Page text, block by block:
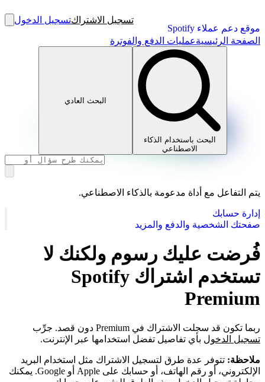
موقع دعم عملاء Spotify
تسجيل الاشتراكتسجيل الدخول
الصفحة الرئيسيةعمليات الدفع والفوترة
البحث باستخدام الذكاء
الاصطناعي
البحث العادي
يتم التفاعل مع أداة مدعومة بالذكاء الاصطناعي.
إدارة حسابك
صفحتك الشخصية والدفع والمزيد
فُرضت عليك رسوم ولكنك لا
تستخدم اشتراك Spotify
Premium
ربما تكون قد سجلت الاشتراك في Premium دون قصد. جرِّب
تسجيل الدخول بأي تفاصيل تفضل استخدامها عبر الإنترنت.
ملاحظة: تتوفر عدة طرق لتسجيل الاشتراك مثل استخدام البريد
الإلكتروني، أو رقم الهاتف، أو حسابك على Apple أو Google. يمكنك